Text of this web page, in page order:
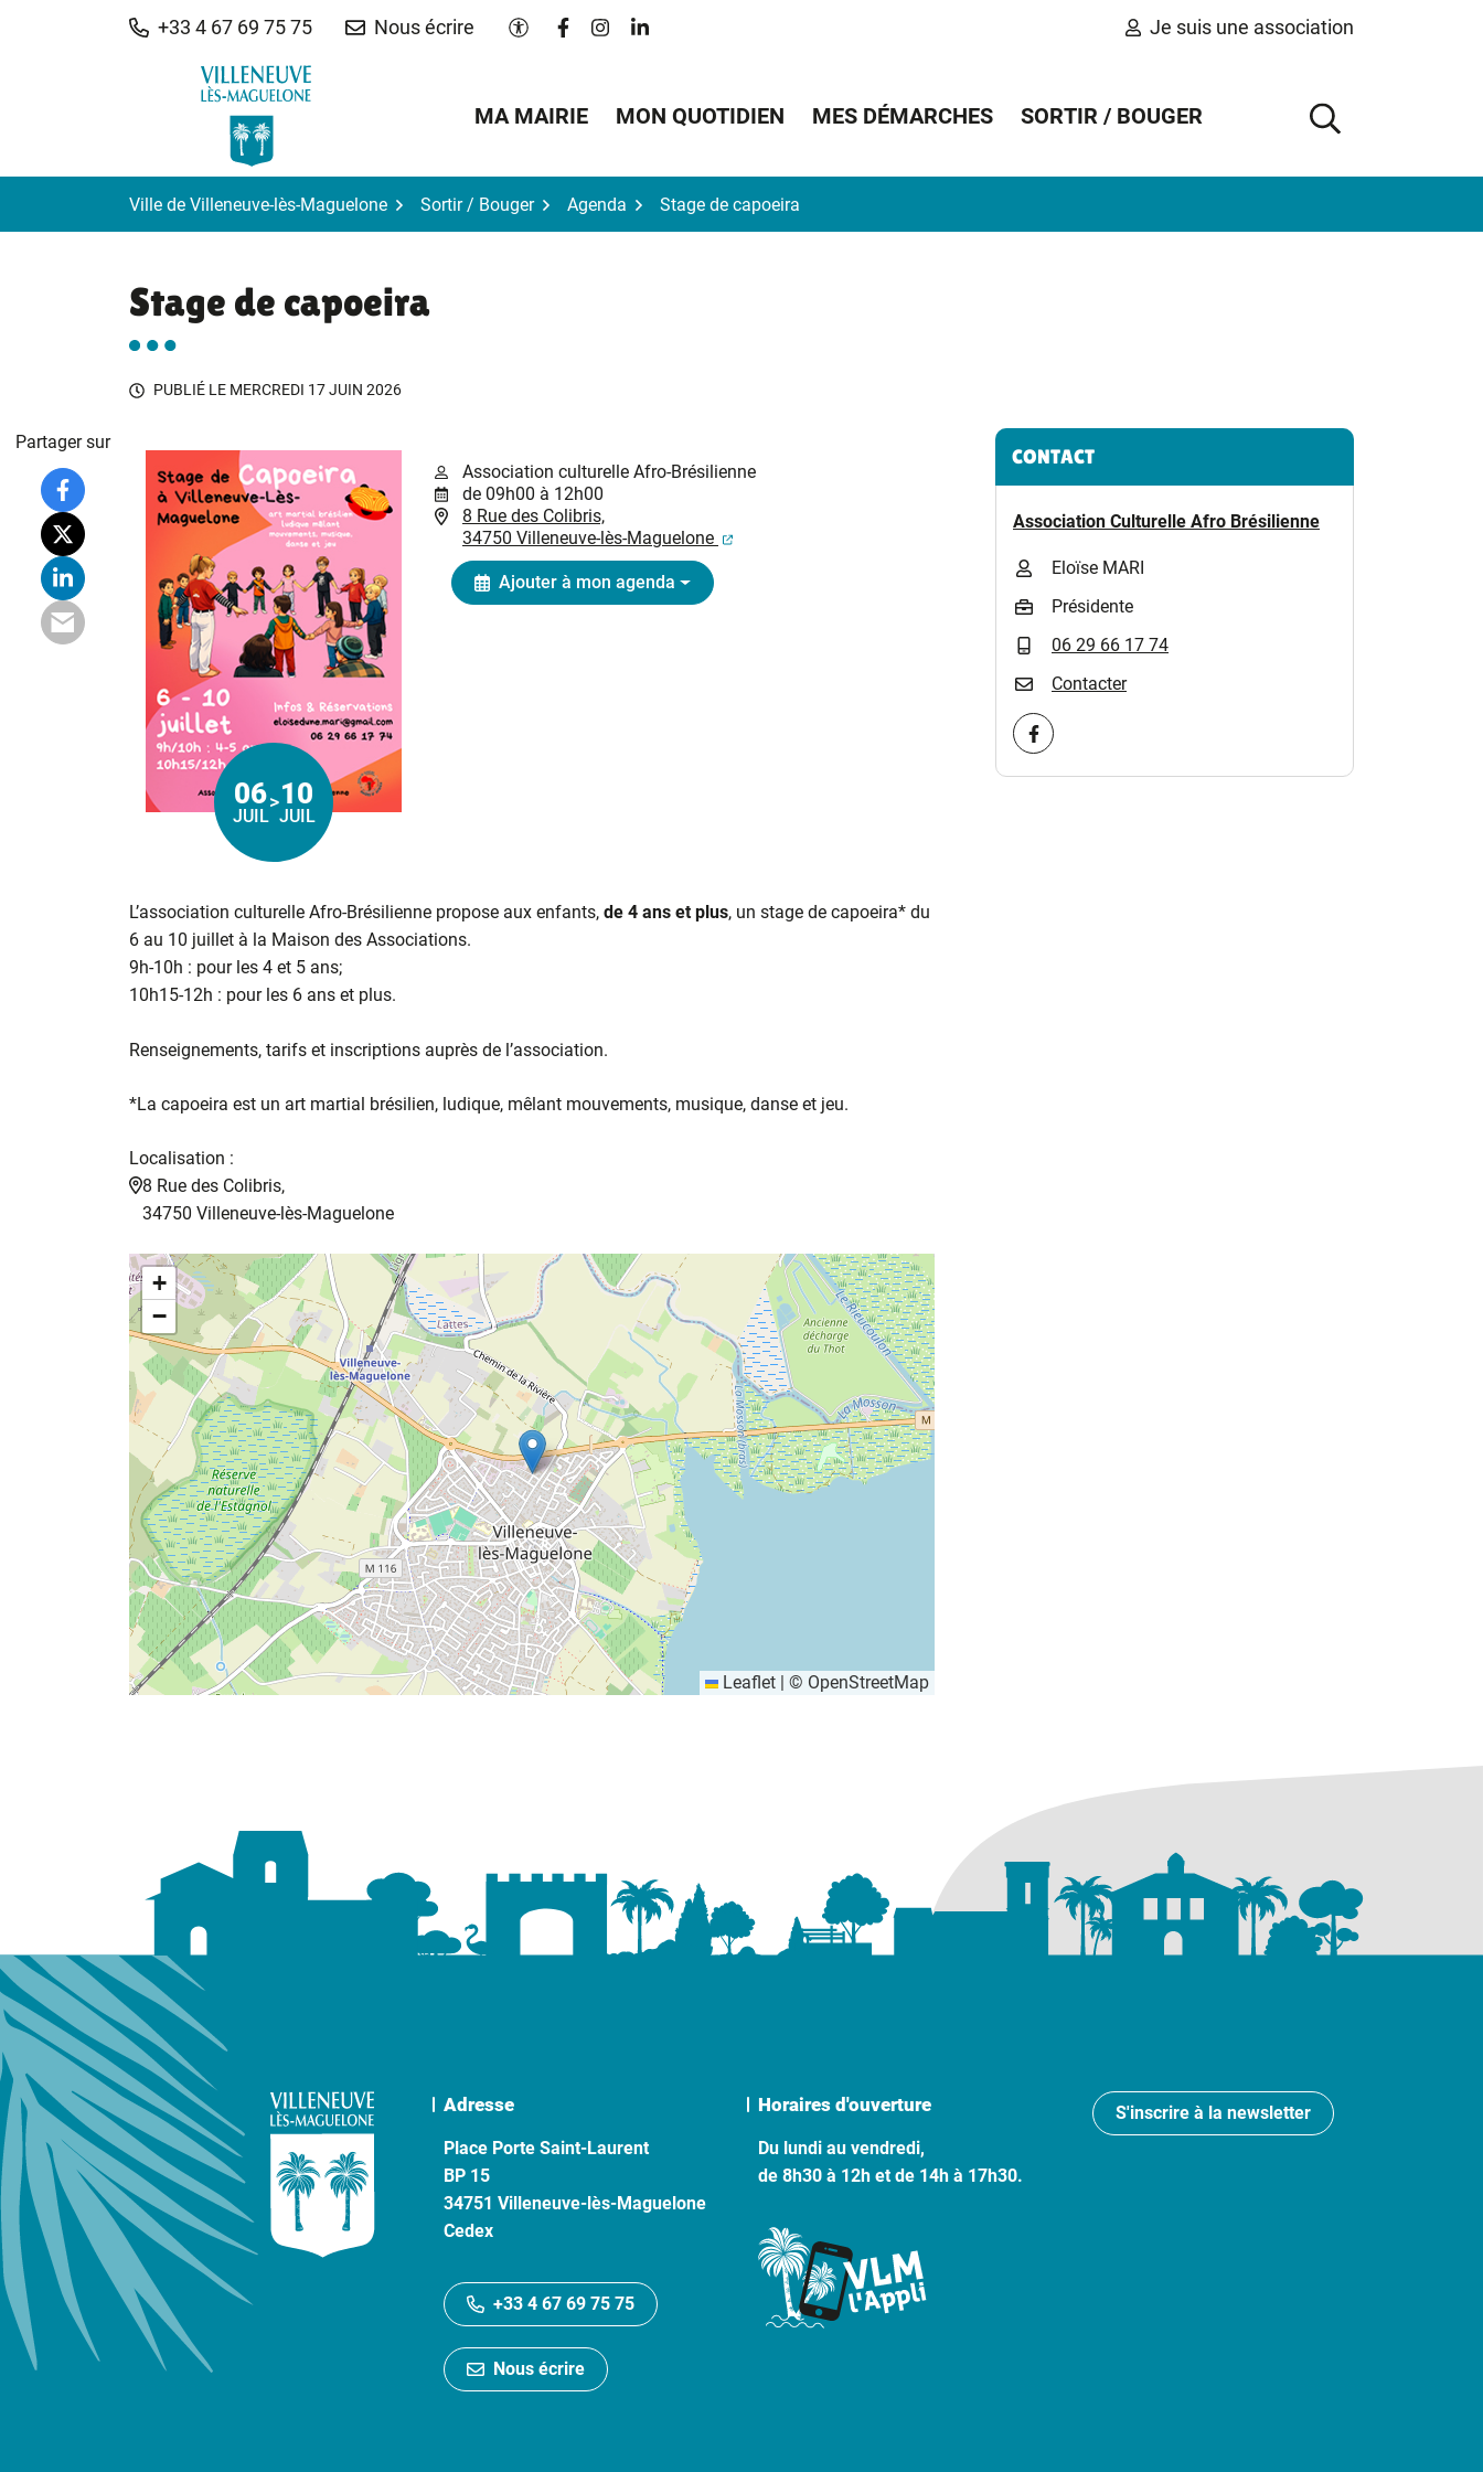
+33 4 67 69 75 75 Nous écrire Paramètres d'accessibilité
Lien vers le compte Facebook
Lien vers le compte Instagram
Lien vers le compte Linkedin Je suis une association
MA MAIRIE MON QUOTIDIEN MES DÉMARCHES SORTIR / BOUGER
AFFICHER
Ville de Villeneuve-lès-Maguelone Sortir / Bouger Agenda Stage de capoeira
Stage de capoeira
PUBLIÉ LE MERCREDI 17 JUIN 2026
Du
06
JUIL
>
au
10
JUIL
Association culturelle Afro-Brésilienne
de 09h00 à 12h00
8 Rue des Colibris,
34750 Villeneuve-lès-Maguelone
(ouverture dans un nouvel onglet)
Ajouter à mon agenda
L’association culturelle Afro-Brésilienne propose aux enfants, de 4 ans et plus, un stage de capoeira* du
6 au 10 juillet à la Maison des Associations.
9h-10h : pour les 4 et 5 ans;
10h15-12h : pour les 6 ans et plus.
Renseignements, tarifs et inscriptions auprès de l’association.
*La capoeira est un art martial brésilien, ludique, mêlant mouvements, musique, danse et jeu.
Localisation :
8 Rue des Colibris,
34750 Villeneuve-lès-Maguelone
+
−
Leaflet | © OpenStreetMap
Partager sur Informations complémentaires
CONTACT
Association Culturelle Afro Brésilienne
Eloïse MARI
Présidente
06 29 66 17 74
Contacter
Visiter la page Facebook (nouvelle fenêtre)
Adresse
Place Porte Saint-Laurent
BP 15
34751 Villeneuve-lès-Maguelone
Cedex
+33 4 67 69 75 75
Nous écrire
Horaires d'ouverture
Du lundi au vendredi,
de 8h30 à 12h et de 14h à 17h30.
S'inscrire à la newsletter